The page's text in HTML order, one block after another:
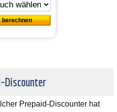
Discounter
Prepaid-Discounter hat